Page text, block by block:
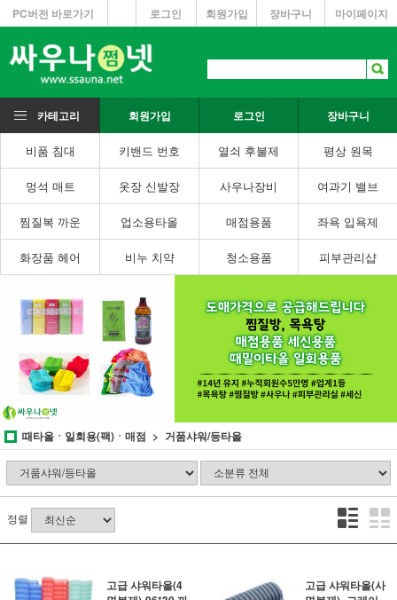
PC버전 바로가기 마이페이지
장바구니
회원가입
로그인
카테고리 회원가입 로그인 장바구니
비품 침대 키밴드 번호 열쇠 후불제 평상 원목
멍석 매트 옷장 신발장 사우나장비 여과기 밸브
찜질복 까운 업소용타올 매점용품 좌욕 입욕제
화장품 헤어 비누 치약 청소용품 피부관리샵
때타올ㆍ일회용(팩)ㆍ매점 거품샤워/등타올
정렬
고급 샤워타올(4
고급 샤워타올(사